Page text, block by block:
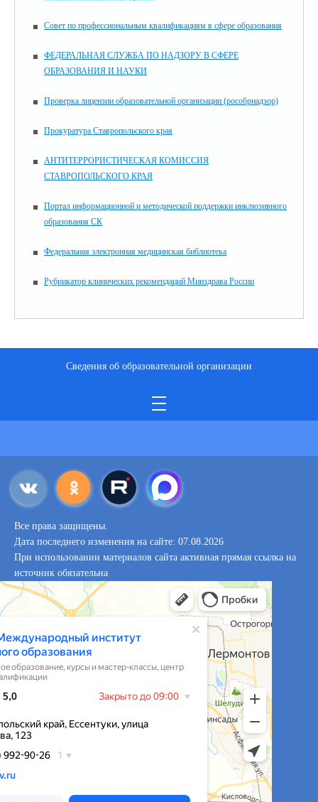
Совет по профессиональным квалификациям в сфере образования
ФЕДЕРАЛЬНАЯ СЛУЖБА ПО НАДЗОРУ В СФЕРЕ
ОБРАЗОВАНИЯ И НАУКИ
Проверка лицензии образовательной организации (рособрнадзор)
Прокуратура Ставропольского края
АНТИТЕРРОРИСТИЧЕСКАЯ КОМИССИЯ
СТАВРОПОЛЬСКОГО КРАЯ
Портал информационной и методической поддержки инклюзивного
образования СК
Федеральная электронная медицинская библиотека
Рубрикатор клинических рекомендаций Минздрава России
Сведения об образовательной организации
Все права защищены.
Дата последнего изменения на сайте: 07.08.2026
При использовании материалов сайта активная прямая ссылка на
источник обязательна